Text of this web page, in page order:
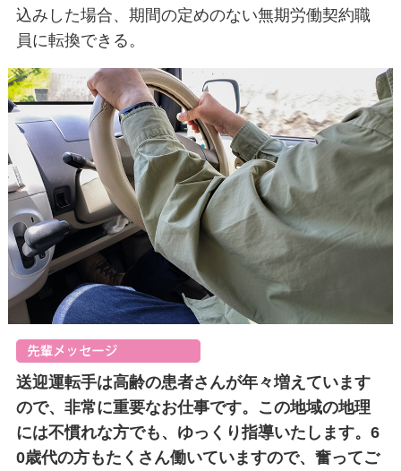
込みした場合、期間の定めのない無期労働契約職
員に転換できる。
送迎運転手は高齢の患者さんが年々増えています
ので、非常に重要なお仕事です。この地域の地理
には不慣れな方でも、ゆっくり指導いたします。6
0歳代の方もたくさん働いていますので、奮ってご